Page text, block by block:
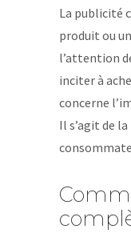
La publicité
produit ou
l’attention
inciter à
concerne
Il s’agit de